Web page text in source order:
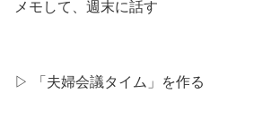
メモして、週末に話す
▷ 「夫婦会議タイム」を作る